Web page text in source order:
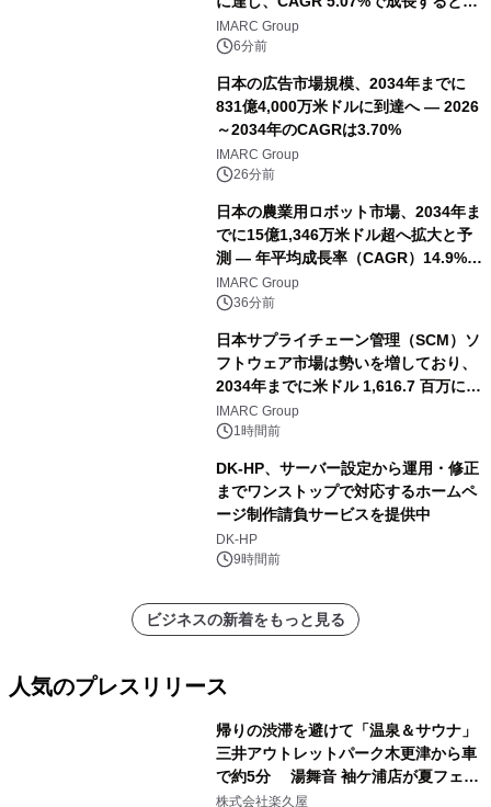
測
IMARC Group
6分前
日本の広告市場規模、2034年までに
831億4,000万米ドルに到達へ ― 2026
～2034年のCAGRは3.70%
IMARC Group
26分前
日本の農業用ロボット市場、2034年ま
でに15億1,346万米ドル超へ拡大と予
測 ― 年平均成長率（CAGR）14.9%を
記録
IMARC Group
36分前
日本サプライチェーン管理（SCM）ソ
フトウェア市場は勢いを増しており、
2034年までに米ドル 1,616.7 百万に達
し、CAGR 3.42%で成長すると予測
IMARC Group
1時間前
DK-HP、サーバー設定から運用・修正
までワンストップで対応するホームペ
ージ制作請負サービスを提供中
DK-HP
9時間前
ビジネスの新着をもっと見る
人気のプレスリリース
帰りの渋滞を避けて「温泉＆サウナ」
三井アウトレットパーク木更津から車
で約5分 湯舞音 袖ケ浦店が夏フェア
メニューを提供
株式会社楽久屋